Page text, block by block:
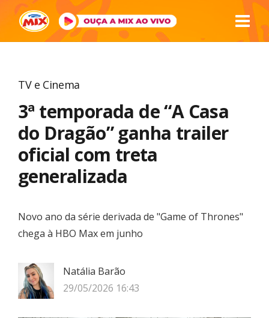
TV e Cinema
3ª temporada de “A Casa
do Dragão” ganha trailer
oficial com treta
generalizada
Novo ano da série derivada de "Game of Thrones"
chega à HBO Max em junho
Natália Barão
29/05/2026 16:43